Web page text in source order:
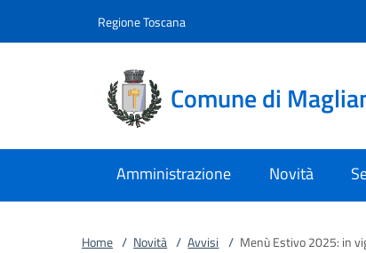
Regione Toscana
Comune di
Amministrazione Novità
Home / Novità / Avvisi / Menù Estivo 2025: in